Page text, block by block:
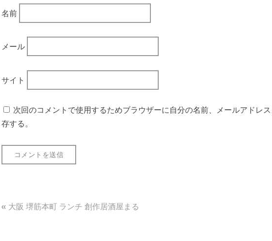
名前
メール
サイト
次回のコメントで使用するためブラウザーに自分の名前、メールアドレ
存する。
投
大阪 堺筋本町 ランチ 創作居酒屋まる